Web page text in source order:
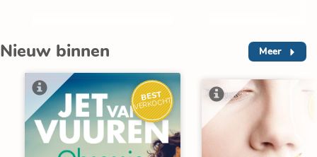
Nieuw binnen Meer
BEST
VERKOCHT